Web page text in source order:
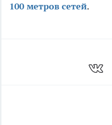
100 метров сетей.